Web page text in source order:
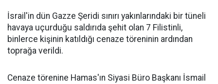
İsrail'in dün Gazze Şeridi sınırı yakınlarındaki bir tüneli
havaya uçurduğu saldırıda şehit olan 7 Filistinli,
binlerce kişinin katıldığı cenaze töreninin ardından
toprağa verildi.
Cenaze törenine Hamas'ın Siyasi Büro Başkanı İsmail